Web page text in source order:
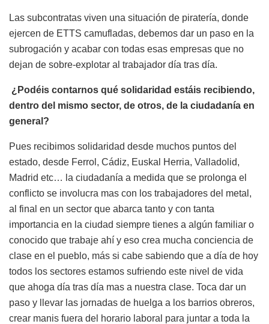
Las subcontratas viven una situación de piratería, donde
ejercen de ETTS camufladas, debemos dar un paso en la
subrogación y acabar con todas esas empresas que no
dejan de sobre-explotar al trabajador día tras día.
¿Podéis contarnos qué solidaridad estáis recibiendo,
dentro del mismo sector, de otros, de la ciudadanía en
general?
Pues recibimos solidaridad desde muchos puntos del
estado, desde Ferrol, Cádiz, Euskal Herria, Valladolid,
Madrid etc… la ciudadanía a medida que se prolonga el
conflicto se involucra mas con los trabajadores del metal,
al final en un sector que abarca tanto y con tanta
importancia en la ciudad siempre tienes a algún familiar o
conocido que trabaje ahí y eso crea mucha conciencia de
clase en el pueblo, más si cabe sabiendo que a día de hoy
todos los sectores estamos sufriendo este nivel de vida
que ahoga día tras día mas a nuestra clase. Toca dar un
paso y llevar las jornadas de huelga a los barrios obreros,
crear manis fuera del horario laboral para juntar a toda la